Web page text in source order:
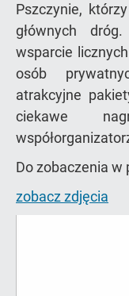
Pszczynie,
głównych
wsparcie
osób
atrakcyjne
ciekawe
Do zobaczenia w
zobacz zdjęcia